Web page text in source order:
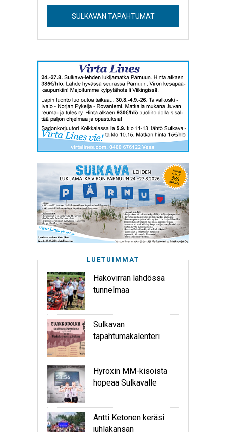
SULKAVAN TAPAHTUMAT
LUETUIMMAT
Hakovirran lähdössä
tunnelmaa
Sulkavan
tapahtumakalenteri
Hyroxin MM-kisoista
hopeaa Sulkavalle
Antti Ketonen keräsi
juhlakansan